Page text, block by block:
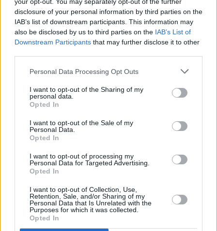
disclosure of your personal information by third parties on the
IAB’s list of downstream participants. This information may
also be disclosed by us to third parties on the IAB’s List of
Downstream Participants that may further disclose it to other
Personal Data Processing Opt Outs
I want to opt-out of the Sharing of my
personal data.
Opted In
I want to opt-out of the Sale of my
Personal Data.
Opted In
I want to opt-out of processing my
Personal Data for Targeted Advertising.
Opted In
I want to opt-out of Collection, Use,
Retention, Sale, and/or Sharing of my
Personal Data that Is Unrelated with the
Purposes for which it was collected.
Opted In
450 zł
Idzie Armagedon na S8 w Warszawie.
GDDKiA potwierdziła remont od Marek
do Powązek
Biorąc pod uwagę kruchą stabilność na Bliskim
Wschodzie, dalej korzystają z tej furtki. Kiedy zatem
ostatecznie pożegnamy rządowe tarcze?
Wtedy, gdy będziemy widzieli uspokojenie
sytuacji na rynkach, gdy cena diesla i benzyny w
hurcie będzie niższa, w okolicy tego, z jakimi cenami
mieliśmy do czynienia przed wybuchem tego
konfliktu, to wtedy będziemy mogli mówić o
wygaszeniu tych tarcz – powiedział Miłosz Motyka w
radiowej Trójce.